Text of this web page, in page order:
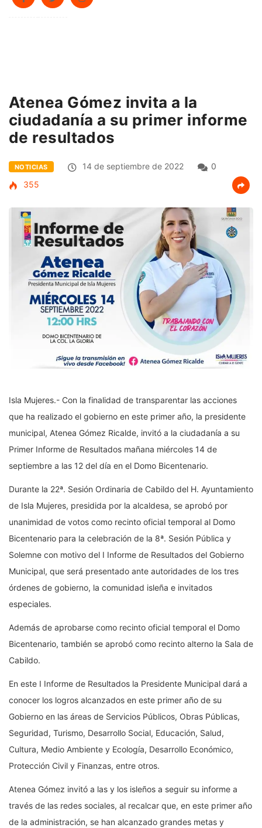
Atenea Gómez invita a la
ciudadanía a su primer informe
de resultados
NOTICIAS 14 de septiembre de 2022
0
355
Isla Mujeres.- Con la finalidad de transparentar las acciones
que ha realizado el gobierno en este primer año, la presidente
municipal, Atenea Gómez Ricalde, invitó a la ciudadanía a su
Primer Informe de Resultados mañana miércoles 14 de
septiembre a las 12 del día en el Domo Bicentenario.
Durante la 22ª. Sesión Ordinaria de Cabildo del H. Ayuntamiento
de Isla Mujeres, presidida por la alcaldesa, se aprobó por
unanimidad de votos como recinto oficial temporal al Domo
Bicentenario para la celebración de la 8ª. Sesión Pública y
Solemne con motivo del I Informe de Resultados del Gobierno
Municipal, que será presentado ante autoridades de los tres
órdenes de gobierno, la comunidad isleña e invitados
especiales.
Además de aprobarse como recinto oficial temporal el Domo
Bicentenario, también se aprobó como recinto alterno la Sala de
Cabildo.
En este I Informe de Resultados la Presidente Municipal dará a
conocer los logros alcanzados en este primer año de su
Gobierno en las áreas de Servicios Públicos, Obras Públicas,
Seguridad, Turismo, Desarrollo Social, Educación, Salud,
Cultura, Medio Ambiente y Ecología, Desarrollo Económico,
Protección Civil y Finanzas, entre otros.
Atenea Gómez invitó a las y los isleños a seguir su informe a
través de las redes sociales, al recalcar que, en este primer año
de la administración, se han alcanzado grandes metas y